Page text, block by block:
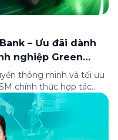
– Ưu đãi dành
nghiệp Green
thông minh và tối ưu
chính thức hợp tác
ưu đãi dành riêng cho
Green Business.
có thể tận hưởng